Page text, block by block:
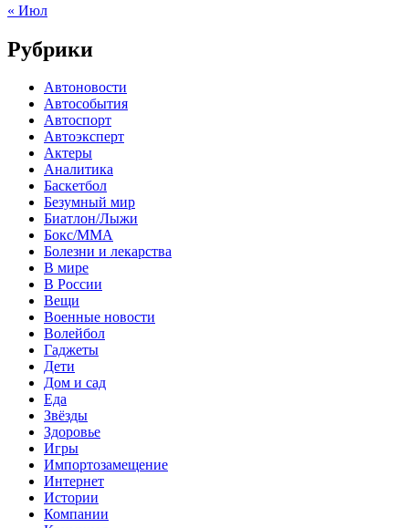
« Июл
Рубрики
Автоновости
Автособытия
Автоспорт
Автоэксперт
Актеры
Аналитика
Баскетбол
Безумный мир
Биатлон/Лыжи
Бокс/MMA
Болезни и лекарства
В мире
В России
Вещи
Военные новости
Волейбол
Гаджеты
Дети
Дом и сад
Еда
Звёзды
Здоровье
Игры
Импортозамещение
Интернет
Истории
Компании